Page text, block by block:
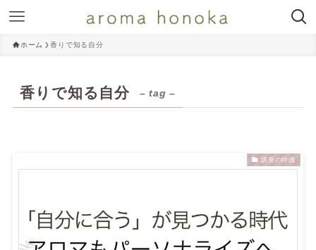
ホーム 香りで知る自分
香りで知る自分 – tag –
講座の特徴